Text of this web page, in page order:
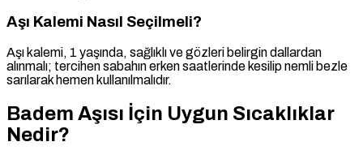
Aşı Kalemi Nasıl Seçilmeli?
Aşı kalemi, 1 yaşında, sağlıklı ve gözleri belirgin dallardan
alınmalı; tercihen sabahın erken saatlerinde kesilip nemli bezle
sarılarak hemen kullanılmalıdır.
Badem Aşısı İçin Uygun Sıcaklıklar
Nedir?